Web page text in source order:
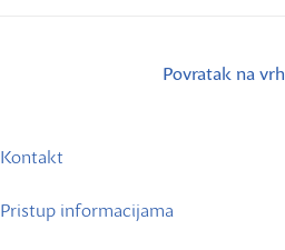
Povratak na vrh
Kontakt
Pristup informacijama